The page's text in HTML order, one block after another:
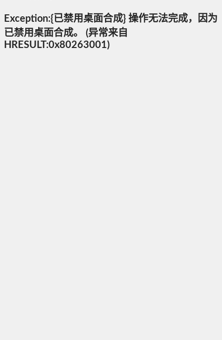
Exception:{已禁用桌面合成} 操作无法完成，因为
已禁用桌面合成。 (异常来自
HRESULT:0x80263001)